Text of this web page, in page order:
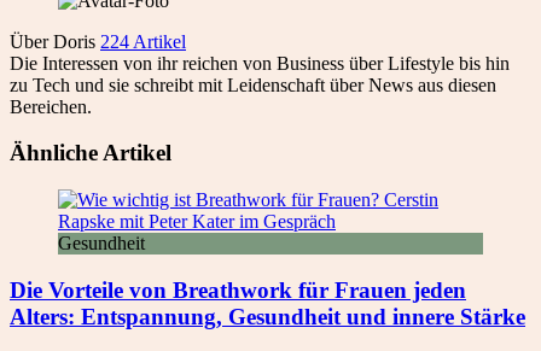
Über Doris 224 Artikel
Die Interessen von ihr reichen von Business über Lifestyle bis hin
zu Tech und sie schreibt mit Leidenschaft über News aus diesen
Bereichen.
Ähnliche Artikel
Gesundheit
Die Vorteile von Breathwork für Frauen jeden
Alters: Entspannung, Gesundheit und innere Stärke